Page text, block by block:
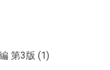
第3版 (1)